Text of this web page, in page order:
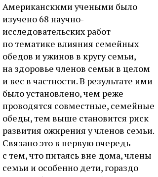
Американскими учеными было
изучено 68 научно-
исследовательских работ
по тематике влияния семейных
обедов и ужинов в кругу семьи,
на здоровье членов семьи в целом
и вес в частности. В результате ими
было установлено, чем реже
проводятся совместные, семейные
обеды, тем выше становится риск
развития ожирения у членов семьи.
Связано это в первую очередь
с тем, что питаясь вне дома, члены
семьи и особенно дети, гораздо